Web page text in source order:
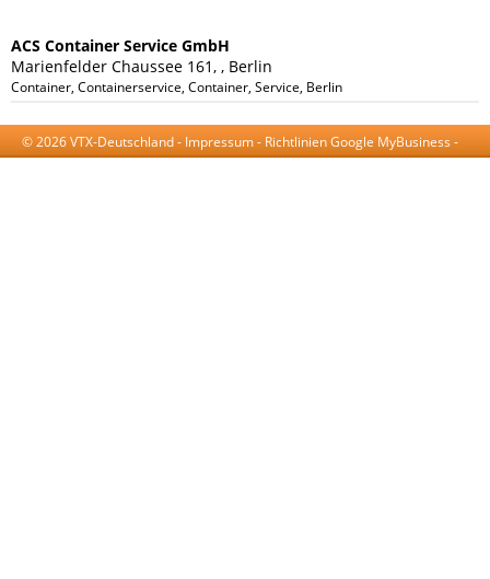
ACS Container Service GmbH
Marienfelder Chaussee 161, , Berlin
Container, Containerservice, Container, Service, Berlin
© 2026 VTX-Deutschland - Impressum- Richtlinien Google MyBusiness -
AGB-Datenschutzerklärung